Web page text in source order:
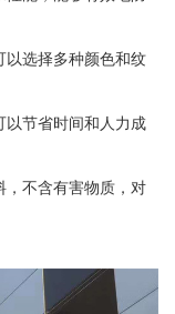
以选择多种颜色和纹
以节省时间和人力成
，不含有害物质，对